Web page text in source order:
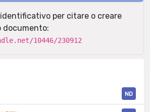
per citare o creare
documento:
10446/230912
ND